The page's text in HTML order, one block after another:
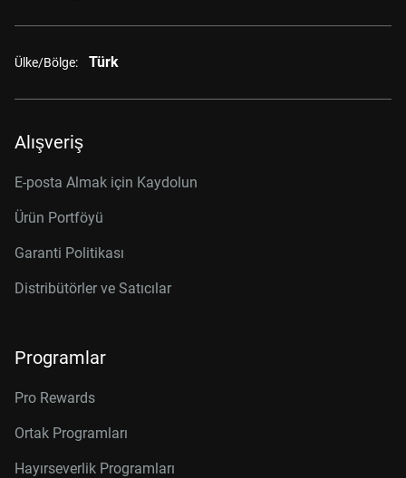
Ülke/Bölge: Türk
Alışveriş
E-posta Almak için Kaydolun
Ürün Portföyü
Garanti Politikası
Distribütörler ve Satıcılar
Programlar
Pro Rewards
Ortak Programları
Hayırseverlik Programları